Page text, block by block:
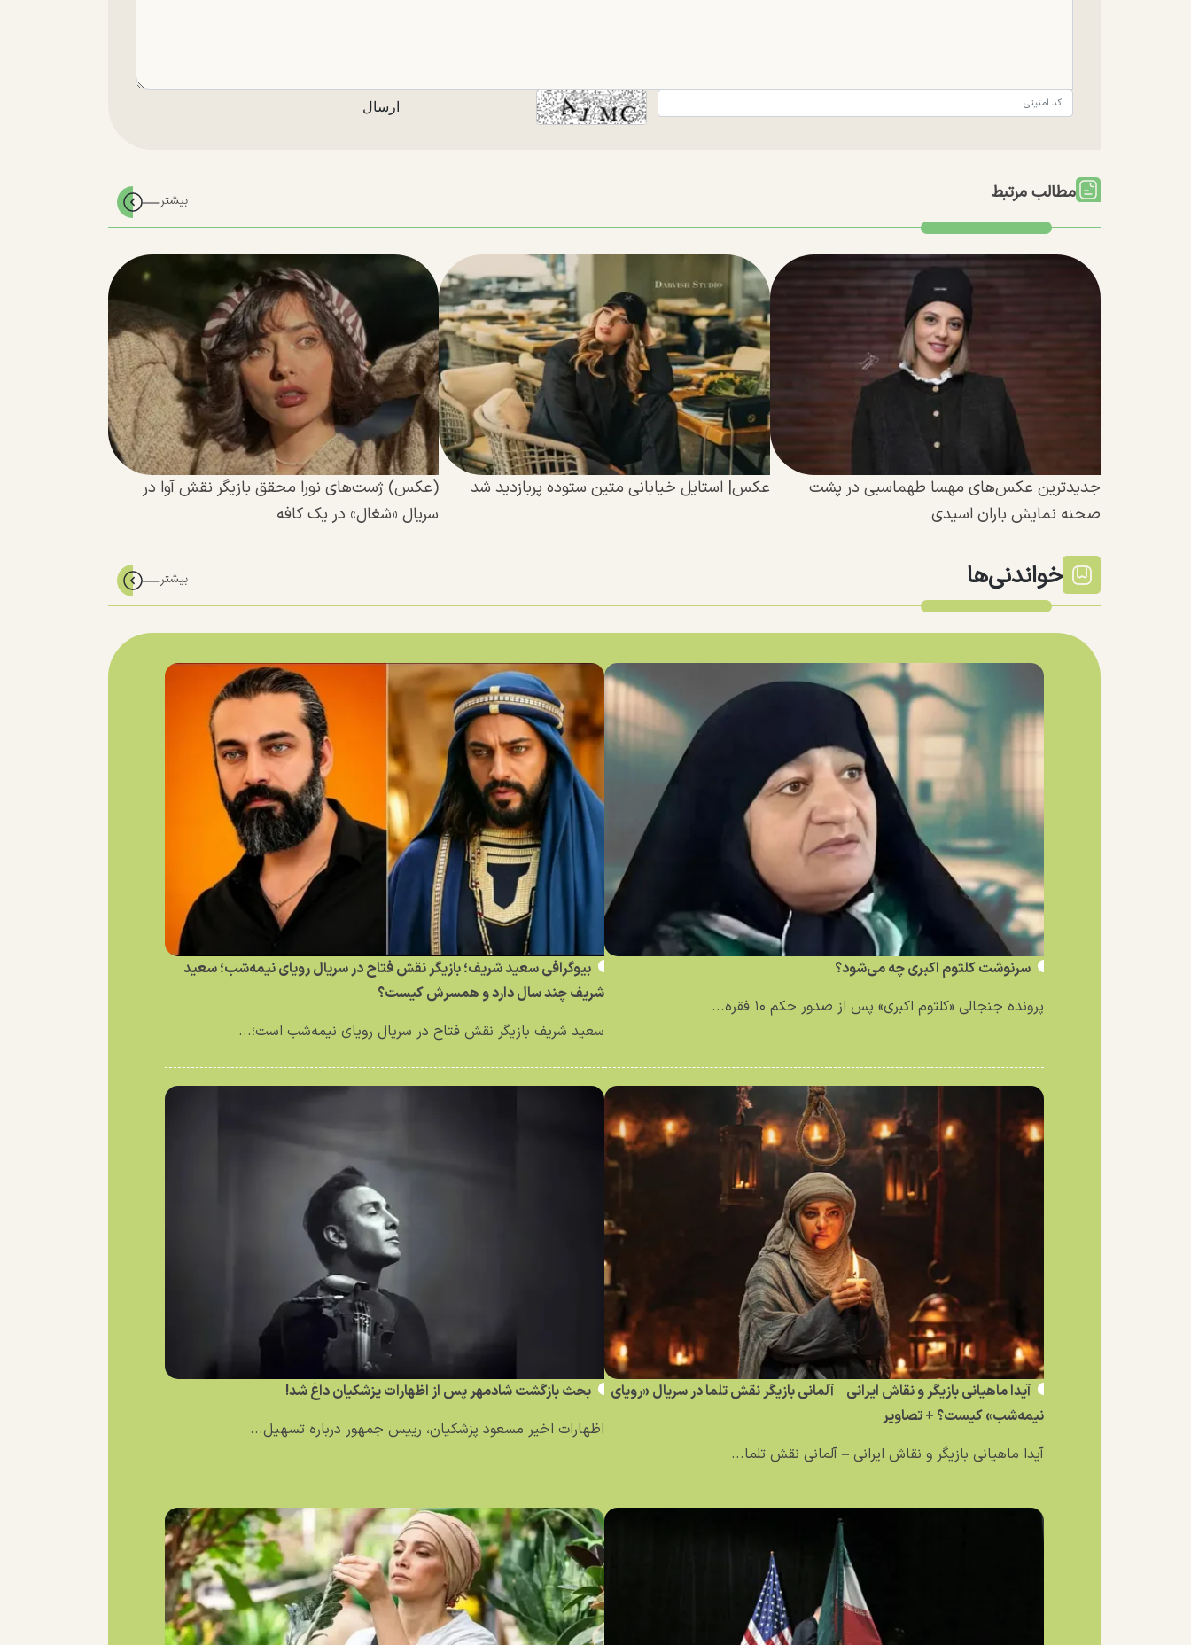
مطالب مرتبط
جدیدترین عکس‌های مهسا طهماسبی در پشت
صحنه نمایش باران اسیدی
عکس| استایل خیابانی متین ستوده پربازدید شد
(عکس) ژست‌های نورا محقق بازیگر نقش آوا در
سریال «شغال» در یک کافه
خواندنی‌ها
سرنوشت کلثوم اکبری چه می‌شود؟
پرونده جنجالی «کلثوم اکبری» پس از صدور حکم ۱۰ فقره...
بیوگرافی سعید شریف؛ بازیگر نقش فتاح در سریال رویای نیمه‌شب؛ سعید
شریف چند سال دارد و همسرش کیست؟
سعید شریف بازیگر نقش فتاح در سریال رویای نیمه‌شب است؛...
آیدا ماهیانی بازیگر و نقاش ایرانی – آلمانی بازیگر نقش تلما در سریال «رویای
نیمه‌شب» کیست؟ + تصاویر
آیدا ماهیانی بازیگر و نقاش ایرانی – آلمانی نقش تلما...
بحث بازگشت شادمهر پس از اظهارات پزشکیان داغ شد!
اظهارات اخیر مسعود پزشکیان، رییس جمهور درباره تسهیل...